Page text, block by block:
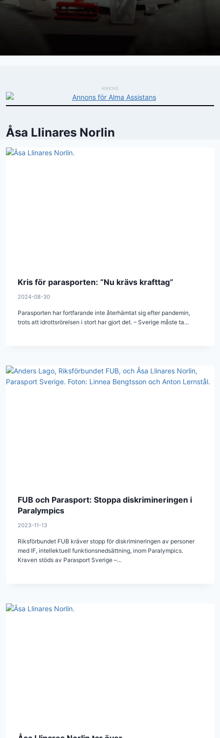
ANNONS
Åsa Llinares Norlin
Kris för parasporten: “Nu krävs krafttag”
2024-08-30
Parasporten har fortfarande inte återhämtat sig efter pandemin,
trots att idrottsrörelsen i stort har gjort det. – Sverige måste ta…
FUB och Parasport: Stoppa diskrimineringen i
Paralympics
2023-11-13
Riksförbundet FUB kräver stopp för diskrimineringen av personer
med IF, intellektuell funktionsnedsättning, inom Paralympics.
Kraven stöds av Parasport Sverige –…